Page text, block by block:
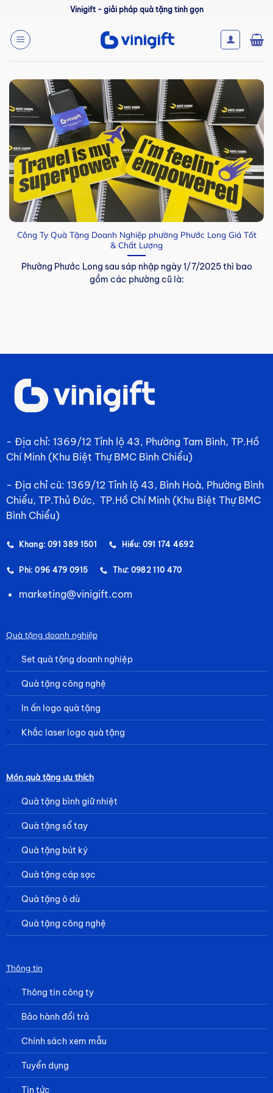
nội
dung
Vinigift - giải pháp quà tặng tinh gọn
Công Ty Quà Tặng Doanh Nghiệp phường Phước Long Giá Tốt
& Chất Lượng
Phường Phước Long sau sáp nhập ngày 1/7/2025 thì bao
gồm các phường cũ là:
- Địa chỉ: 1369/12 Tỉnh lộ 43, Phường Tam Bình, TP.Hồ
Chí Minh (Khu Biệt Thự BMC Bình Chiểu)
- Địa chỉ cũ: 1369/12 Tỉnh lộ 43, Bình Hoà, Phường Bình
Chiểu, TP.Thủ Đức, TP.Hồ Chí Minh (Khu Biệt Thự BMC
Bình Chiểu)
Khang: 091 389 1501 Hiếu: 091 174 4692
Phi: 096 479 0915 Thư: 0982 110 470
marketing@vinigift.com
Quà tặng doanh nghiệp
Set quà tặng doanh nghiệp
Quà tặng công nghệ
In ấn logo quà tặng
Khắc laser logo quà tặng
Món quà tặng ưu thích
Quà tặng bình giữ nhiệt
Quà tặng sổ tay
Quà tặng bút ký
Quà tặng cáp sạc
Quà tặng ô dù
Quà tặng công nghệ
Thông tin
Thông tin công ty
Bảo hành đổi trả
Chính sách xem mẫu
Tuyển dụng
Tin tức